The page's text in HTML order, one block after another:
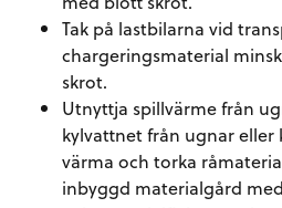
Tak på lastbilarna vid
chargeringsmaterial
skrot.
Utnyttja spillvärme från
kylvattnet från ugnar eller
värma och torka
inbyggd materialgård